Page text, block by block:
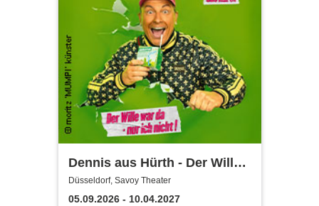
Dennis aus Hürth - Der Wille
war da - nur ich nicht!
Düsseldorf, Savoy Theater
05.09.2026 - 10.04.2027